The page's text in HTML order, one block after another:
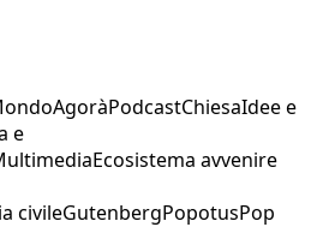
AgoràPodcastChiesaIdee e
e
Ecosistema avvenire
civileGutenbergPopotusPop